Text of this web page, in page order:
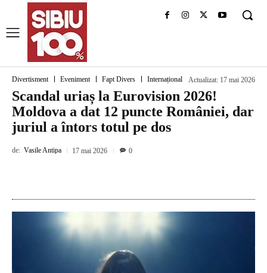
Divertisment Eveniment Fapt Divers Internațional Actualizat: 17 mai 2026
Scandal uriaș la Eurovision 2026!
Moldova a dat 12 puncte României, dar
juriul a întors totul pe dos
de: Vasile Antipa 17 mai 2026 0